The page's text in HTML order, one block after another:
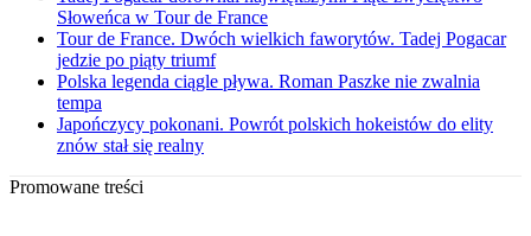
Słoweńca w Tour de France
Tour de France. Dwóch wielkich faworytów. Tadej Pogacar
jedzie po piąty triumf
Polska legenda ciągle pływa. Roman Paszke nie zwalnia
tempa
Japończycy pokonani. Powrót polskich hokeistów do elity
znów stał się realny
Promowane treści